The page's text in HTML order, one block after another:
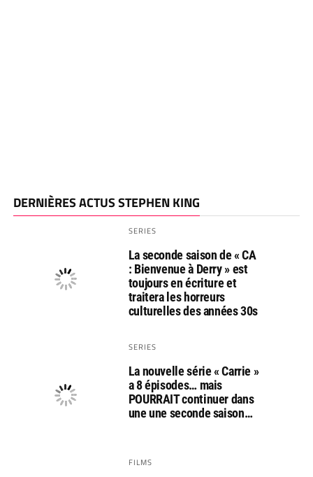
DERNIÈRES ACTUS STEPHEN KING
SERIES
La seconde saison de « CA
: Bienvenue à Derry » est
toujours en écriture et
traitera les horreurs
culturelles des années 30s
SERIES
La nouvelle série « Carrie »
a 8 épisodes… mais
POURRAIT continuer dans
une une seconde saison…
FILMS